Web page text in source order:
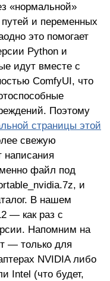
«нормальной»
и переменных
это помогает
Python и
идут вместе с
ComfyUI, что
Поэтому
страницы этой
свежую
файл под
и
В нашем
— как раз с
Напомним на
— только для
NVIDIA либо
Intel (что будет,